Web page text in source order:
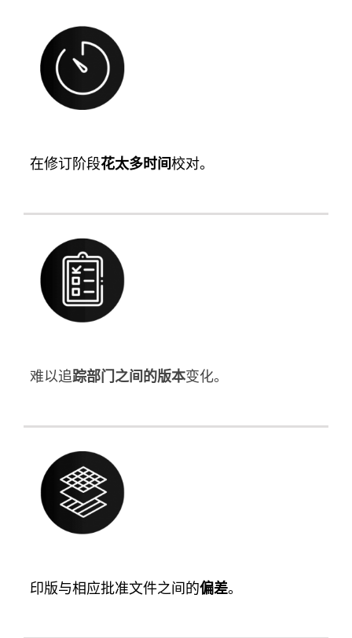
在修订阶段花太多时间校对。
难以追踪部门之间的版本变化。
印版与相应批准文件之间的偏差。